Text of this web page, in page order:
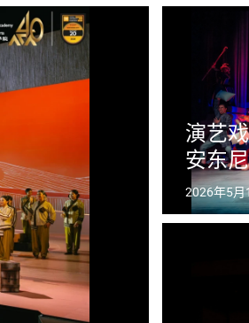
演艺
安东
2026年5月